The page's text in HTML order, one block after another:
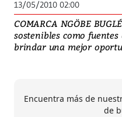
13/05/2010 02:00
COMARCA NGÖBE
sostenibles como
brindar una mejor
Encuentra más de
de